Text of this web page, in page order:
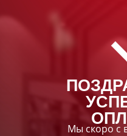
Мы скоро с